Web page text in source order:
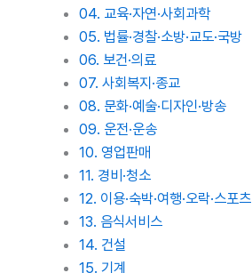
04. 교육·자연·사회과학
05. 법률·경찰·소방·교도·국방
06. 보건·의료
07. 사회복지·종교
08. 문화·예술·디자인·방송
09. 운전·운송
10. 영업판매
11. 경비·청소
12. 이용·숙박·여행·오락·스포츠
13. 음식서비스
14. 건설
15. 기계